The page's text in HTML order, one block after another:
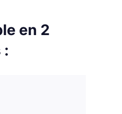
en 2
: